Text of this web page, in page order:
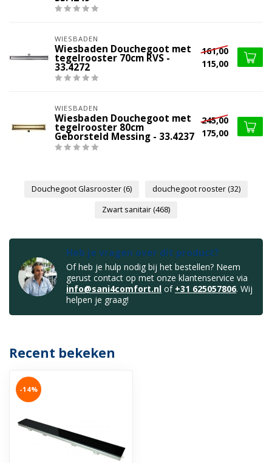
WIESBADEN
Wiesbaden Douchegoot met
tegelrooster 70cm RVS -
33.4272
161,00
115,00
WIESBADEN
Wiesbaden Douchegoot met
tegelrooster 80cm
Geborsteld Messing - 33.4237
245,00
175,00
Douchegoot Glasrooster(6) douchegoot rooster(32)
Zwart sanitair(468)
Heb je vragen over dit product?
Of heb je hulp nodig bij het bestellen? Neem
gerust contact op met onze klantenservice via
info@sani4comfort.nl of +31 625057806. Wij
helpen je graag!
Recent bekeken
-14%